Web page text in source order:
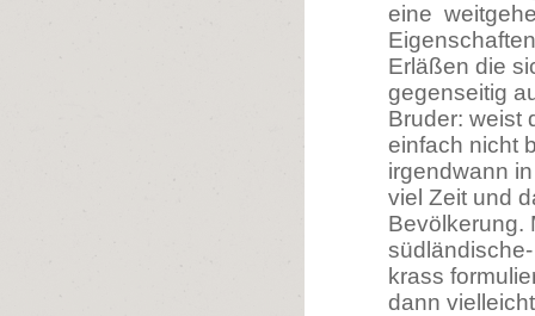
eine
Erläßen die
gegenseitig
Bruder: weist
einfach nicht
irgendwann
viel Zeit und
Bevölkerung.
krass
dann